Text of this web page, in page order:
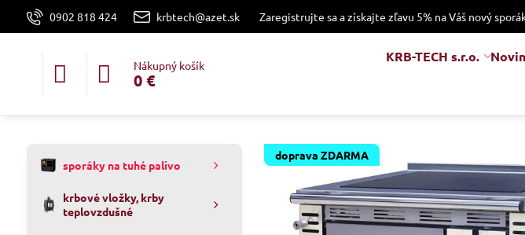
0902 818 424 krbtech@azet.sk Zaregistrujte sa a získajte zľavu 5% na Váš nový
Nákupný košík
0 €
KRB-TECH s.r.o.
doprava ZDARMA
sporáky na tuhé palivo
krbové vložky, krby
teplovzdušné